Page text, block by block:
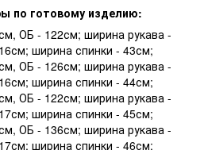
по готовому изделию:
ОБ - 122см; ширина рукава -
ширина спинки - 43см;
ОБ - 126см; ширина рукава -
ширина спинки - 44см;
ОБ - 122см; ширина рукава -
ширина спинки - 45см;
ОБ - 136см; ширина рукава -
ширина спинки - 46см;